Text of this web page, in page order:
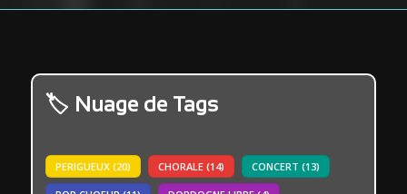
Nuage de Tags
PERIGUEUX (20) CHORALE (14) CONCERT (13)